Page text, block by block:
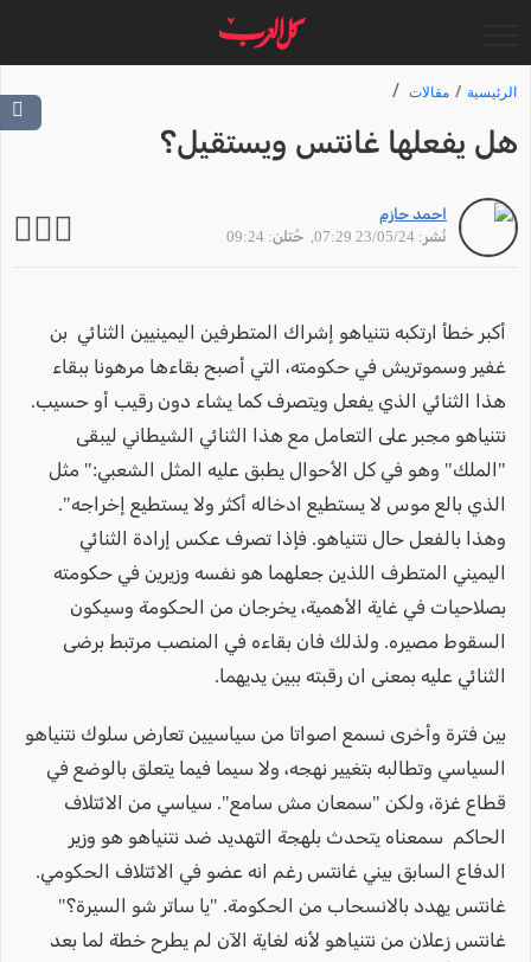
الرئيسية مقالات
هل يفعلها غانتس ويستقيل؟
احمد حازم
نُشر: 23/05/24 07:29
, حُتلن: 09:24
أكبر خطأ ارتكبه نتنياهو إشراك المتطرفين اليمينيين الثنائي بن
غفير وسموتريش في حكومته، التي أصبح بقاءها مرهونا ببقاء
هذا الثنائي الذي يفعل ويتصرف كما يشاء دون رقيب أو حسيب.
نتنياهو مجبر على التعامل مع هذا الثنائي الشيطاني ليبقى
"الملك" وهو في كل الأحوال يطبق عليه المثل الشعبي:" مثل
الذي بالع موس لا يستطيع ادخاله أكثر ولا يستطيع إخراجه".
وهذا بالفعل حال نتنياهو. فإذا تصرف عكس إرادة الثنائي
اليميني المتطرف اللذين جعلهما هو نفسه وزيرين في حكومته
بصلاحيات في غاية الأهمية، يخرجان من الحكومة وسيكون
السقوط مصيره. ولذلك فان بقاءه في المنصب مرتبط برضى
الثنائي عليه بمعنى ان رقبته ببين يديهما.
بين فترة وأخرى نسمع اصواتا من سياسيين تعارض سلوك نتنياهو
السياسي وتطالبه بتغيير نهجه، ولا سيما فيما يتعلق بالوضع في
قطاع غزة، ولكن "سمعان مش سامع". سياسي من الائتلاف
الحاكم سمعناه يتحدث بلهجة التهديد ضد نتنياهو هو وزير
الدفاع السابق بيني غانتس رغم انه عضو في الائتلاف الحكومي.
غانتس يهدد بالانسحاب من الحكومة. "يا ساتر شو السيرة؟"
غانتس زعلان من نتنياهو لأنه لغاية الآن لم يطرح خطة لما بعد